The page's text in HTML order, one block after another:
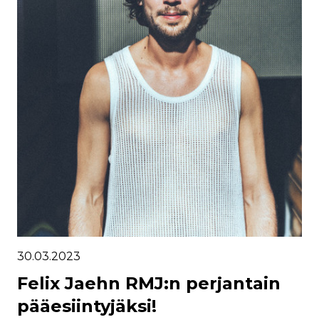
30.03.2023
Felix Jaehn RMJ:n perjantain
pääesiintyjäksi!